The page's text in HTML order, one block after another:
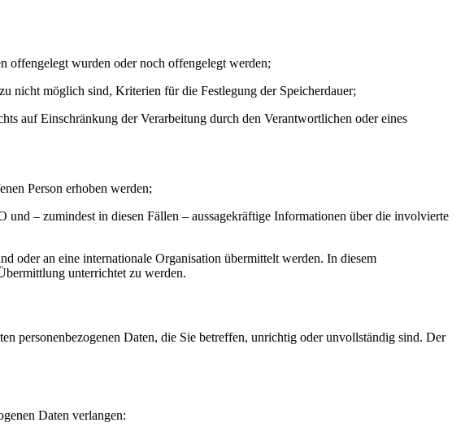
offengelegt wurden oder noch offengelegt werden;
nicht möglich sind, Kriterien für die Festlegung der Speicherdauer;
auf Einschränkung der Verarbeitung durch den Verantwortlichen oder eines
Person erhoben werden;
– zumindest in diesen Fällen – aussagekräftige Informationen über die involvierte
oder an eine internationale Organisation übermittelt werden. In diesem
unterrichtet zu werden.
personenbezogenen Daten, die Sie betreffen, unrichtig oder unvollständig sind. Der
Daten verlangen: